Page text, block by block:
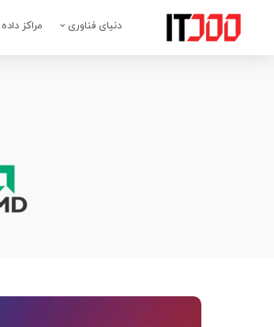
دنیای فناوری مراکز داده